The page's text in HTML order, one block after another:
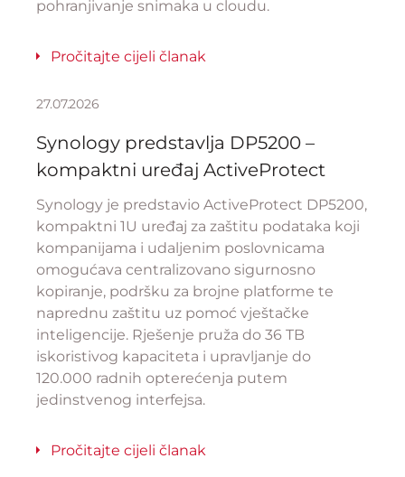
pohranjivanje snimaka u cloudu.
Pročitajte cijeli članak
27.07.2026
Synology predstavlja DP5200 –
kompaktni uređaj ActiveProtect
Synology je predstavio ActiveProtect DP5200,
kompaktni 1U uređaj za zaštitu podataka koji
kompanijama i udaljenim poslovnicama
omogućava centralizovano sigurnosno
kopiranje, podršku za brojne platforme te
naprednu zaštitu uz pomoć vještačke
inteligencije. Rješenje pruža do 36 TB
iskoristivog kapaciteta i upravljanje do
120.000 radnih opterećenja putem
jedinstvenog interfejsa.
Pročitajte cijeli članak